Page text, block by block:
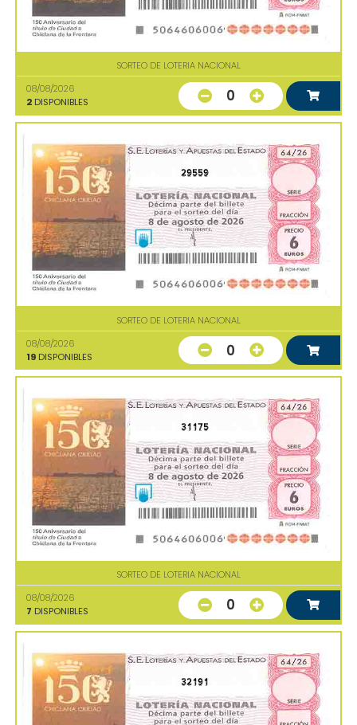
SORTEO DE LOTERIA NACIONAL
08/08/2026
2 DISPONIBLES 0
29559
SORTEO DE LOTERIA NACIONAL
08/08/2026
19 DISPONIBLES 0
31175
SORTEO DE LOTERIA NACIONAL
08/08/2026
7 DISPONIBLES 0
32191